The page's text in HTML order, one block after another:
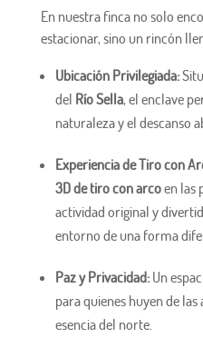
En nuestra finca no solo
estacionar, sino un rincón
Ubicación Privilegiada:
del Río Sella, el enclave
naturaleza y el descanso
Experiencia de Tiro con
3D de tiro con arcoen las
actividad original y
entorno de una forma
Paz y Privacidad:Un
para quienes huyen de
esencia del norte.